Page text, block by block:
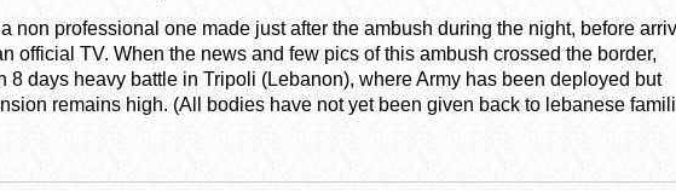
non professional one made just after the ambush during the night, before
official TV. When the news and few pics of this ambush crossed the border,
8 days heavy battle in Tripoli (Lebanon), where Army has been deployed but
remains high. (All bodies have not yet been given back to lebanese